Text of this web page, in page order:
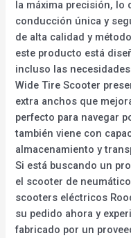
la máxima precisión, lo
conducción única y
de alta calidad y
este producto está
incluso las
Wide Tire Scooter
extra anchos que
perfecto para navegar
también viene con
almacenamiento y
Si está buscando un
el scooter de
scooters eléctricos
su pedido ahora y
fabricado por un